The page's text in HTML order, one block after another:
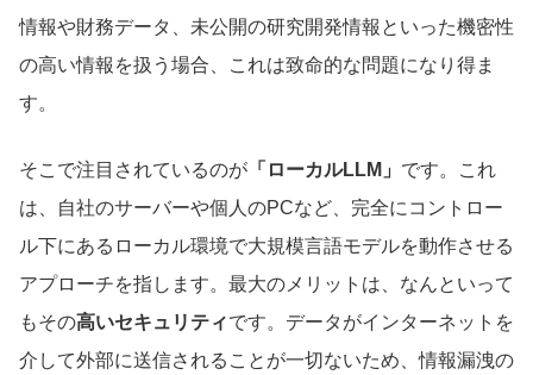
情報や財務データ、未公開の研究開発情報といった機密性
の高い情報を扱う場合、これは致命的な問題になり得ま
す。
そこで注目されているのが 「ローカルLLM」 です。これ
は、自社のサーバーや個人のPCなど、完全にコントロー
ル下にあるローカル環境で大規模言語モデルを動作させる
アプローチを指します。最大のメリットは、なんといって
もその高いセキュリティです。データがインターネットを
介して外部に送信されることが一切ないため、情報漏洩の